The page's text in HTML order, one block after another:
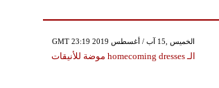
GMT 23:19 2019 الخميس ,15 آب / أغسطس
الـ homecoming dresses موضة للأنيقات